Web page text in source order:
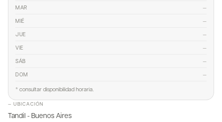
MAR —
MIÉ —
JUE —
VIE —
SÁB —
DOM —
* consultar disponibilidad horaria.
— UBICACIÓN
Tandil - Buenos Aires